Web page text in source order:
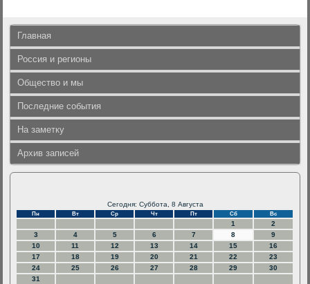
Главная
Россия и регионы
Общество и мы
Последние события
На заметку
Архив записей
Сегодня: Суббота, 8 Августа
Пн Вт Ср Чт Пт Сб Вс
1
2
3
4 5 6 7 8
9
10
11 12 13 14 15
16
17
18 19 20 21 22
23
24
25 26 27 28 29
30
31